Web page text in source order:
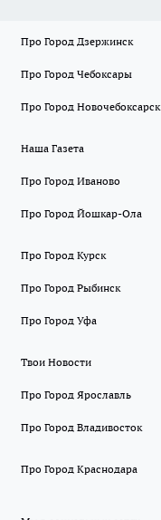
Про Город Дзержинск
Про Город Чебоксары
Про Город Новочебоксарск
Наша Газета
Про Город Иваново
Про Город Йошкар-Ола
Про Город Курск
Про Город Рыбинск
Про Город Уфа
Твои Новости
Про Город Ярославль
Про Город Владивосток
Про Город Краснодара